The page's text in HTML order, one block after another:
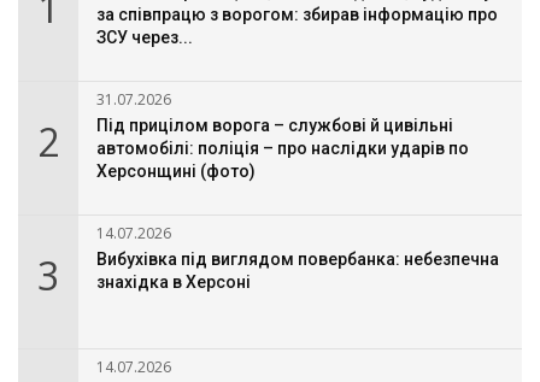
за співпрацю з ворогом: збирав інформацію про
ЗСУ через...
2
31.07.2026
Під прицілом ворога – службові й цивільні
автомобілі: поліція – про наслідки ударів по
Херсонщині (фото)
3
14.07.2026
Вибухівка під виглядом повербанка: небезпечна
знахідка в Херсоні
14.07.2026